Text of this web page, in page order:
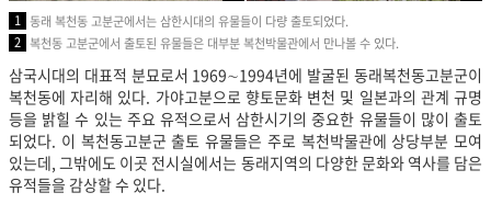
1 동래 복천동 고분군에서는 삼한시대의 유물들이 다량 출토되었다.
2 복천동 고분군에서 출토된 유물들은 대부분 복천박물관에서 만나볼 수 있다.
삼국시대의 대표적 분묘로서 1969∼1994년에 발굴된 동래복천동고분군이
복천동에 자리해 있다. 가야고분으로 향토문화 변천 및 일본과의 관계 규명
등을 밝힐 수 있는 주요 유적으로서 삼한시기의 중요한 유물들이 많이 출토
되었다. 이 복천동고분군 출토 유물들은 주로 복천박물관에 상당부분 모여
있는데, 그밖에도 이곳 전시실에서는 동래지역의 다양한 문화와 역사를 담은
유적들을 감상할 수 있다.